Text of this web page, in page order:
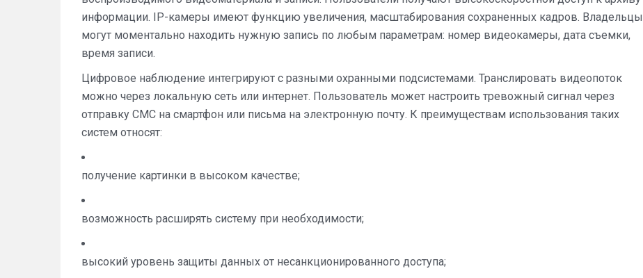
информации. IP-камеры имеют функцию увеличения, масштабирования сохраненных кадров. Владельцы
могут моментально находить нужную запись по любым параметрам: номер видеокамеры, дата съемки,
время записи.
Цифровое наблюдение интегрируют с разными охранными подсистемами. Транслировать видеопоток
можно через локальную сеть или интернет. Пользователь может настроить тревожный сигнал через
отправку СМС на смартфон или письма на электронную почту. К преимуществам использования таких
систем относят:
получение картинки в высоком качестве;
возможность расширять систему при необходимости;
высокий уровень защиты данных от несанкционированного доступа;